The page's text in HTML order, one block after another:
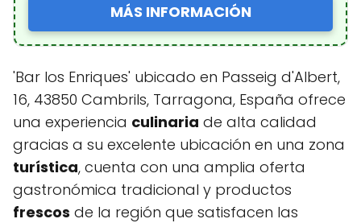
MÁS INFORMACIÓN
'Bar los Enriques' ubicado en Passeig d'Albert,
16, 43850 Cambrils, Tarragona, España ofrece
una experiencia culinaria de alta calidad
gracias a su excelente ubicación en una zona
turística, cuenta con una amplia oferta
gastronómica tradicional y productos
frescos de la región que satisfacen las